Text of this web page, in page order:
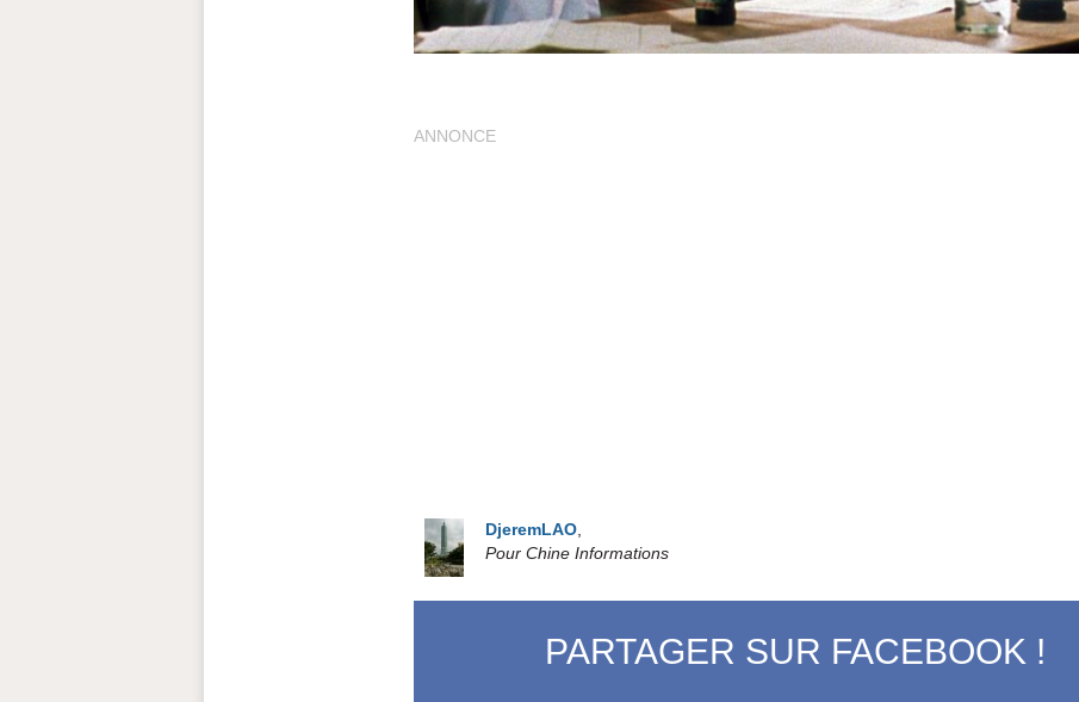
ANNONCE
DjeremLAO
Pour Chine Informations
PARTAGER SUR FACEBOOK !